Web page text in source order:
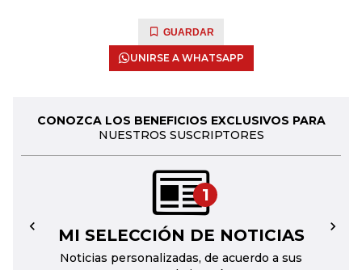
GUARDAR
UNIRSE A WHATSAPP
CONOZCA LOS BENEFICIOS EXCLUSIVOS PARA
NUESTROS SUSCRIPTORES
1
MI SELECCIÓN DE NOTICIAS
Noticias personalizadas, de acuerdo a sus
← →